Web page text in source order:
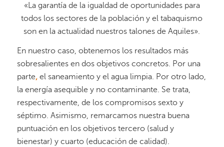
«La garantía de la igualdad de oportunidades para
todos los sectores de la población y el tabaquismo
son en la actualidad nuestros talones de Aquiles».
En nuestro caso, obtenemos los resultados más
sobresalientes en dos objetivos concretos. Por una
parte, el saneamiento y el agua limpia. Por otro lado,
la energía asequible y no contaminante. Se trata,
respectivamente, de los compromisos sexto y
séptimo. Asimismo, remarcamos nuestra buena
puntuación en los objetivos tercero (salud y
bienestar) y cuarto (educación de calidad).